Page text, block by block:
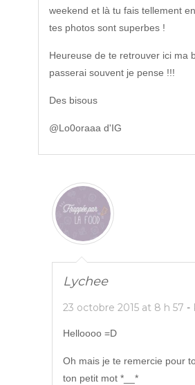
weekend et là tu fais tellement
tes photos sont superbes !
Heureuse de te retrouver ici ma
passerai souvent je pense !!!
Des bisous
@Lo0oraaa d'IG
Lychee
23 octobre 2015 at 8 h 57 -
Helloooo =D
Oh mais je te remercie pour
ton petit mot *__*